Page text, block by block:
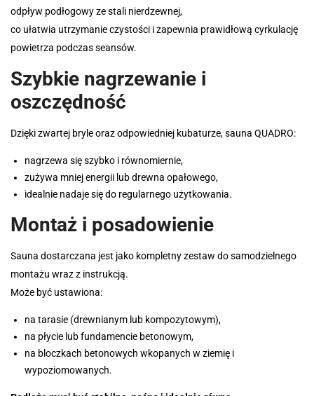
odpływ podłogowy ze stali nierdzewnej,
co ułatwia utrzymanie czystości i zapewnia prawidłową cyrkulację
powietrza podczas seansów.
Szybkie nagrzewanie i
oszczędność
Dzięki zwartej bryle oraz odpowiedniej kubaturze, sauna QUADRO:
nagrzewa się szybko i równomiernie,
zużywa mniej energii lub drewna opałowego,
idealnie nadaje się do regularnego użytkowania.
Montaż i posadowienie
Sauna dostarczana jest jako kompletny zestaw do samodzielnego
montażu wraz z instrukcją.
Może być ustawiona:
na tarasie (drewnianym lub kompozytowym),
na płycie lub fundamencie betonowym,
na bloczkach betonowych wkopanych w ziemię i
wypoziomowanych.